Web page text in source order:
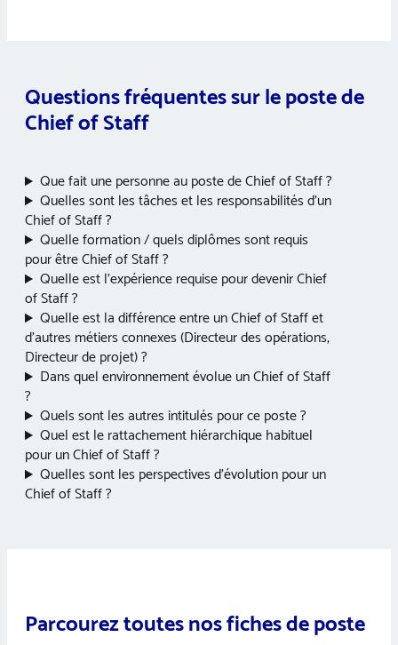
Questions fréquentes sur le poste de
Chief of Staff
Que fait une personne au poste de Chief of Staff ?
Quelles sont les tâches et les responsabilités d’un
Chief of Staff ?
Quelle formation / quels diplômes sont requis
pour être Chief of Staff ?
Quelle est l’expérience requise pour devenir Chief
of Staff ?
Quelle est la différence entre un Chief of Staff et
d’autres métiers connexes (Directeur des opérations,
Directeur de projet) ?
Dans quel environnement évolue un Chief of Staff
?
Quels sont les autres intitulés pour ce poste ?
Quel est le rattachement hiérarchique habituel
pour un Chief of Staff ?
Quelles sont les perspectives d’évolution pour un
Chief of Staff ?
Parcourez toutes nos fiches de poste